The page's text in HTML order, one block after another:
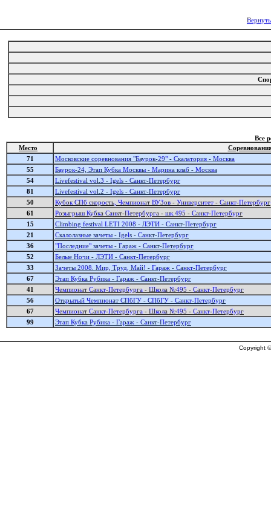
Все
Место
71
Московские соревнования "Баурок-29" - Скалатория - Москва
55
Баурок-24, Этап Кубка Москвы - Марина клаб - Москва
54
Livefestival vol.3 - Igels - Санкт-Петербург
81
Livefestival vol.2 - Igels - Санкт-Петербург
50
Кубок СПб скорость, Чемпионат ВУЗов - Университет - Санкт-Петербург
61
Розыгрыш Кубка Санкт-Петербурга - шк.495 - Санкт-Петербург
15
Climbing festival LETI 2008 - ЛЭТИ - Санкт-Петербург
21
Скалолазные зачеты - Igels - Санкт-Петербург
36
"Последние" зачеты - Гараж - Санкт-Петербург
52
Белые Ночи - ЛЭТИ - Санкт-Петербург
33
Зачеты 2008. Мир, Труд, Май! - Гараж - Санкт-Петербург
67
Этап Кубка Рубика - Гараж - Санкт-Петербург
41
Чемпионат Санкт-Петербурга - Школа №495 - Санкт-Петербург
56
Открытый Чемпионат СПбГУ - СПбГУ - Санкт-Петербург
67
Чемпионат Санкт-Петербурга - Школа №495 - Санкт-Петербург
99
Этап Кубка Рубика - Гараж - Санкт-Петербург
Copyright